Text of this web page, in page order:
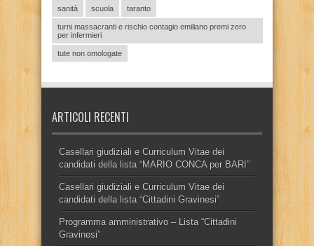
sanità scuola taranto
turni massacranti e rischio contagio emiliano premi zero
per infermieri
tute non omologate
ARTICOLI RECENTI
Casellari giudiziali e Curriculum Vitae dei
candidati della lista “MARIO CONCA per BARI”
Casellari giudiziali e Curriculum Vitae dei
candidati della lista “Cittadini Gravinesi”
Programma amministrativo – Lista “Cittadini
Gravinesi”